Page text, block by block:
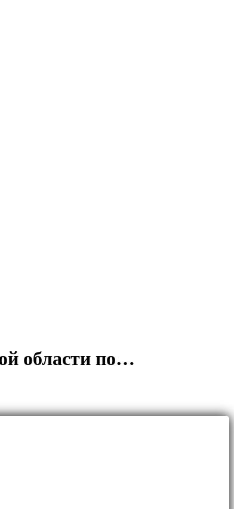
области по…